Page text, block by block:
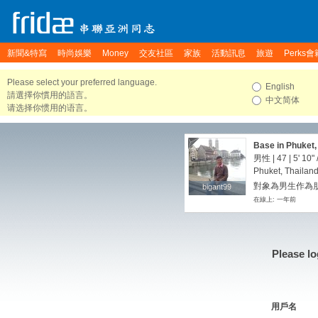
新聞&特寫 時尚娛樂 Money 交友社區 家族 活動訊息 旅遊 Perks會
Please select your preferred language.
請選擇你慣用的語言。
请选择你惯用的语言。
English
中文简体
bigant99
bigant99
Base in
男性 | 47 | 5' 10"
Phuket, Thailand
對象為男生作為
在線上: 一年前
Please
用戶名